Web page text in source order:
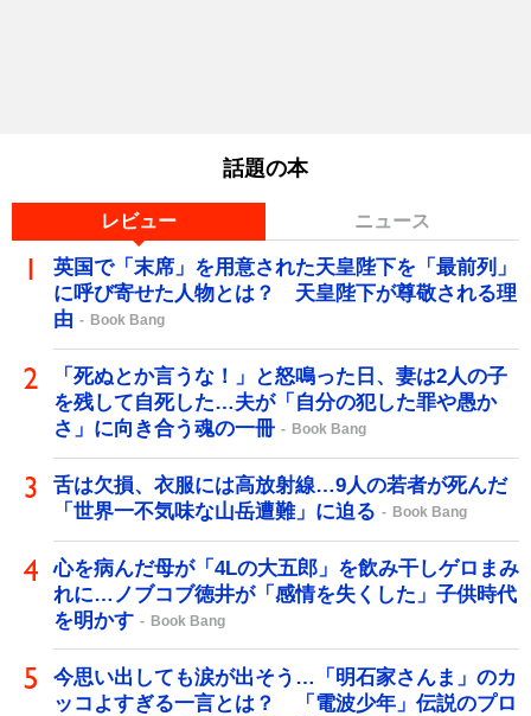
話題の本
レビュー ニュース
英国で「末席」を用意された天皇陛下を「最前列」
に呼び寄せた人物とは？ 天皇陛下が尊敬される理
由
Book Bang
「死ぬとか言うな！」と怒鳴った日、妻は2人の子
を残して自死した…夫が「自分の犯した罪や愚か
さ」に向き合う魂の一冊
Book Bang
舌は欠損、衣服には高放射線…9人の若者が死んだ
「世界一不気味な山岳遭難」に迫る
Book Bang
心を病んだ母が「4Lの大五郎」を飲み干しゲロまみ
れに…ノブコブ徳井が「感情を失くした」子供時代
を明かす
Book Bang
今思い出しても涙が出そう…「明石家さんま」のカ
ッコよすぎる一言とは？ 「電波少年」伝説のプロ